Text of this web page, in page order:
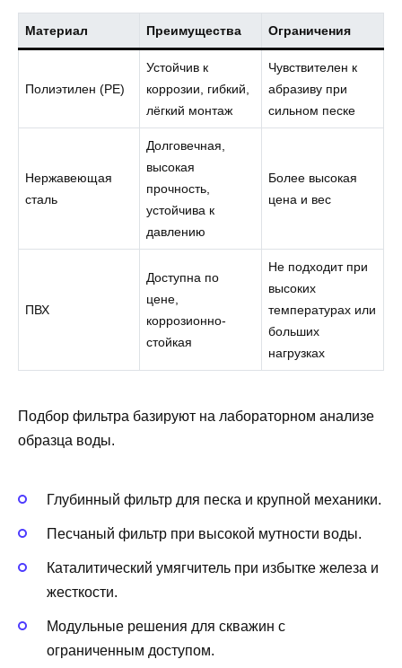
Материал Преимущества Ограничения
Полиэтилен (PE)
Устойчив к
коррозии, гибкий,
лёгкий монтаж
Чувствителен к
абразиву при
сильном песке
Нержавеющая
сталь
Долговечная,
высокая
прочность,
устойчива к
давлению
Более высокая
цена и вес
ПВХ
Доступна по
цене,
коррозионно-
стойкая
Не подходит при
высоких
температурах или
больших
нагрузках
Подбор фильтра базируют на лабораторном анализе
образца воды.
Глубинный фильтр для песка и крупной механики.
Песчаный фильтр при высокой мутности воды.
Каталитический умягчитель при избытке железа и
жесткости.
Модульные решения для скважин с
ограниченным доступом.